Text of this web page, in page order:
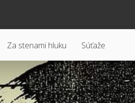
Za stenami hluku Súťaže